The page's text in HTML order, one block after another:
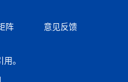
阵 意见反馈
。